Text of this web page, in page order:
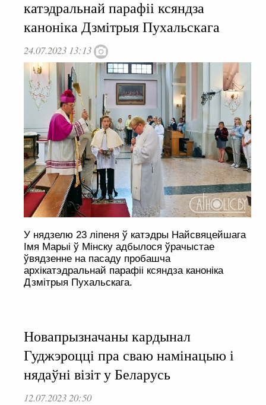
катэдральнай парафіі ксяндза
каноніка Дзмітрыя Пухальскага
24.07.2023 13:13
У нядзелю 23 ліпеня ў катэдры Найсвяцейшага
Імя Марыі ў Мінску адбылося ўрачыстае
ўвядзенне на пасаду пробашча
архікатэдральнай парафіі ксяндза каноніка
Дзмітрыя Пухальскага.
Новапрызначаны кардынал
Гуджэроцці пра сваю намінацыю і
нядаўні візіт у Беларусь
12.07.2023 20:50